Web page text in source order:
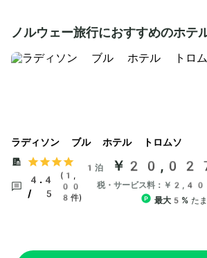
ノルウェー旅行におすすめのホテ
ラディソン ブル ホテル トロムソ
4.4
/ 5
(1,
00
8件)
1泊 ￥
税・サービス料：￥
最大5% た